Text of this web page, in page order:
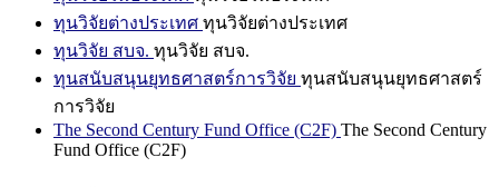
ทุนวิจัยต่างประเทศ ทุนวิจัยต่างประเทศ
ทุนวิจัย สบจ. ทุนวิจัย สบจ.
ทุนสนับสนุนยุทธศาสตร์การวิจัย ทุนสนับสนุนยุทธศาสตร์
การวิจัย
The Second Century Fund Office (C2F) The Second Century
Fund Office (C2F)